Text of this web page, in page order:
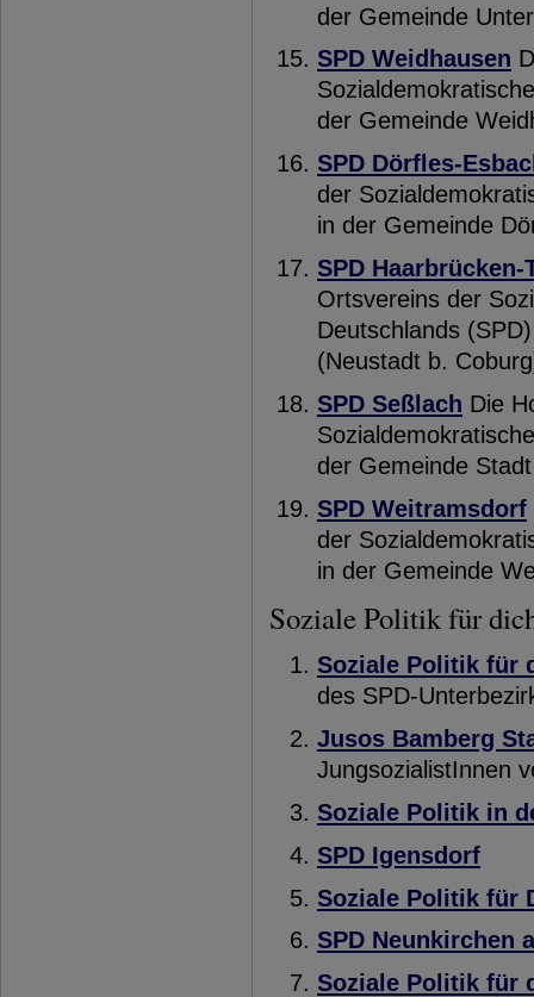
der Gemeinde
SPD Weidhausen
der Gemeinde
SPD Dörfles-
der
in der Gemeinde
SPD Haarbrücken-
Ortsvereins der
Deutschlands
(Neustadt b.
SPD Seßlach Die
der Gemeinde
SPD Weitramsdorf
der
in der Gemeinde
Soziale Politik für
Soziale Politik für
des SPD-
Jusos Bamberg
JungsozialistInnen
Soziale Politik in
SPD Igensdorf
Soziale Politik für
SPD Neunkirchen
Soziale Politik für